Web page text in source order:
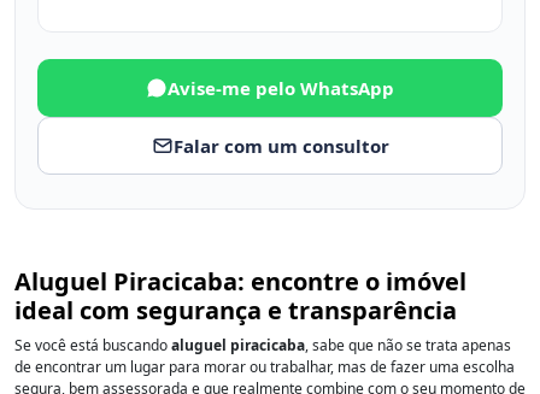
Avise-me pelo WhatsApp
Falar com um consultor
Aluguel Piracicaba: encontre o imóvel
ideal com segurança e transparência
Se você está buscandoaluguel piracicaba, sabe que não se trata apenas
de encontrar um lugar para morar ou trabalhar, mas de fazer uma escolha
segura, bem assessorada e que realmente combine com o seu momento de